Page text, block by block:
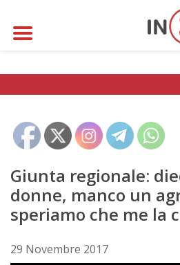
Giunta regionale:
donne, manco un
speriamo che me la
29 Novembre 2017